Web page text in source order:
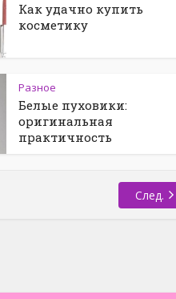
Как удачно купить
косметику
Разное
Белые пуховики:
оригинальная
практичность
След.